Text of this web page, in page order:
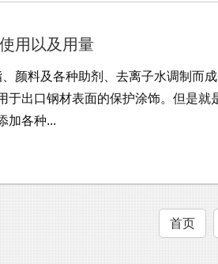
用以及用量
颜料及各种助剂、去离子水调制而
于出口钢材表面的保护涂饰。但是
加各种...
首页